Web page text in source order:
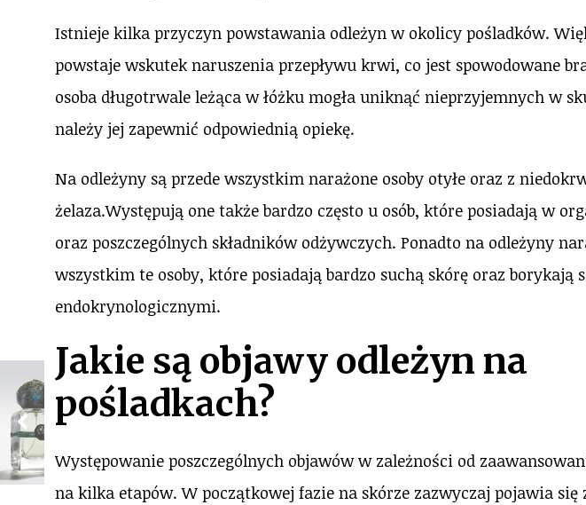
Istnieje kilka przyczyn powstawania odleżyn w okolicy pośladków.
powstaje wskutek naruszenia przepływu krwi, co jest spowodowane
osoba długotrwale leżąca w łóżku mogła uniknąć nieprzyjemnych w
należy jej zapewnić odpowiednią opiekę.
Na odleżyny są przede wszystkim narażone osoby otyłe oraz z
żelaza.Występują one także bardzo często u osób, które posiadają w
oraz poszczególnych składników odżywczych. Ponadto na odleżyny
wszystkim te osoby, które posiadają bardzo suchą skórę oraz borykają
endokrynologicznymi.
Jakie są objawy odleżyn na
pośladkach?
Występowanie poszczególnych objawów w zależności od
na kilka etapów. W początkowej fazie na skórze zazwyczaj pojawia się